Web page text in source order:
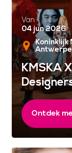
Van
04 jun 2026
Koninklijk
KMSKA
Ontdek